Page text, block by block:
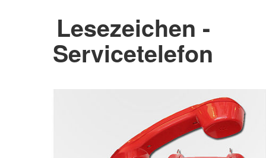
Lesezeichen -
Servicetelefon